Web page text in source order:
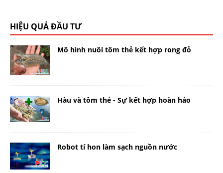
HIỆU QUẢ ĐẦU TƯ
Mô hình nuôi tôm thẻ kết hợp rong đỏ
Hàu và tôm thẻ - Sự kết hợp hoàn hảo
Robot tí hon làm sạch nguồn nước